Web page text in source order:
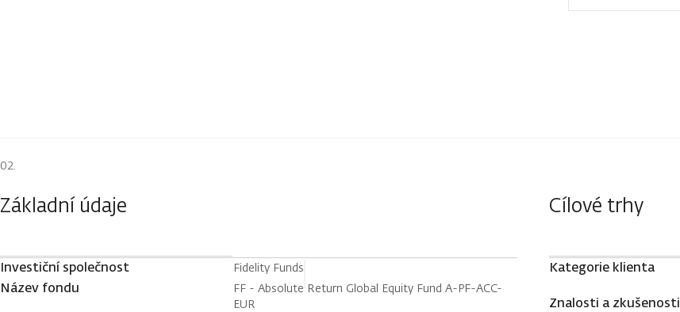
Základní údaje
Investiční společnost Fidelity Funds
Název fondu
FF - Absolute Return Global Equity Fund A-PF-ACC-
EUR
Cílové trhy
Kategorie klienta
Znalosti a zkušenosti